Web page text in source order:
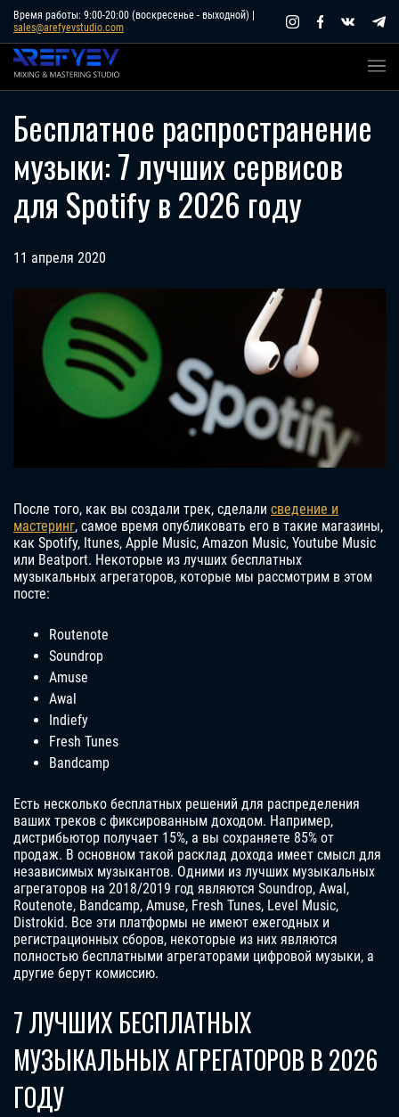
Skip
content
Время работы: 9:00-20:00 (воскресенье - выходной) |
sales@arefyevstudio.com
Бесплатное распространение
музыки: 7 лучших сервисов
для Spotify в 2026 году
11 апреля 2020
После того, как вы создали трек, сделали сведение и
мастеринг, самое время опубликовать его в такие магазины,
как Spotify, Itunes, Apple Music, Amazon Music, Youtube Music
или Beatport. Некоторые из лучших бесплатных
музыкальных агрегаторов, которые мы рассмотрим в этом
посте:
Routenote
Soundrop
Amuse
Awal
Indiefy
Fresh Tunes
Bandcamp
Есть несколько бесплатных решений для распределения
ваших треков с фиксированным доходом. Например,
дистрибьютор получает 15%, а вы сохраняете 85% от
продаж. В основном такой расклад дохода имеет смысл для
независимых музыкантов. Одними из лучших музыкальных
агрегаторов на 2018/2019 год являются Soundrop, Awal,
Routenote, Bandcamp, Amuse, Fresh Tunes, Level Music,
Distrokid. Все эти платформы не имеют ежегодных и
регистрационных сборов, некоторые из них являются
полностью бесплатными агрегаторами цифровой музыки, а
другие берут комиссию.
7 ЛУЧШИХ БЕСПЛАТНЫХ
МУЗЫКАЛЬНЫХ АГРЕГАТОРОВ В 2026
ГОДУ